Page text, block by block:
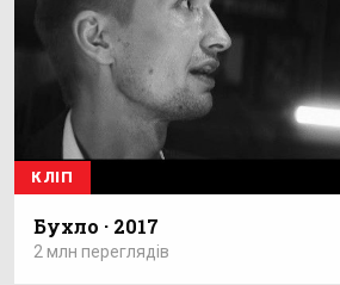
КЛІП
Бухло · 2017
2 млн переглядів